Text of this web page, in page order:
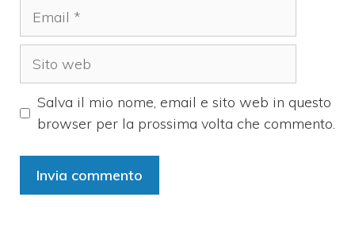
Salva il mio nome, email e sito web in questo
browser per la prossima volta che commento.